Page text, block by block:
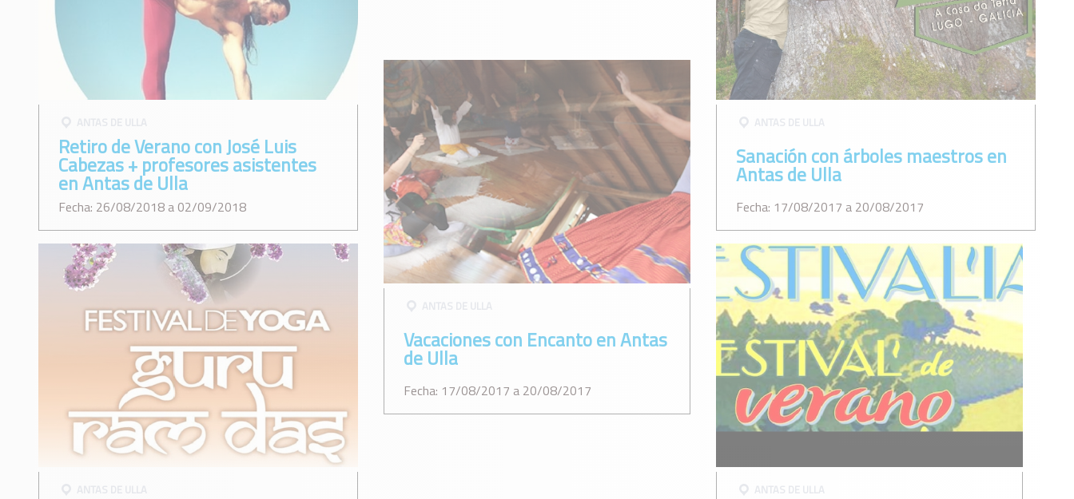
Retiro de Verano con José Luis
Cabezas + profesores asistentes
en Antas de Ulla
Fecha: 26/08/2018 a 02/09/2018
ANTAS DE ULLA
Vacaciones con Encanto en Antas
de Ulla
Fecha: 17/08/2017 a 20/08/2017
ANTAS DE ULLA
Sanación con árboles maestros en
Antas de Ulla
Fecha: 17/08/2017 a 20/08/2017
ANTAS DE ULLA